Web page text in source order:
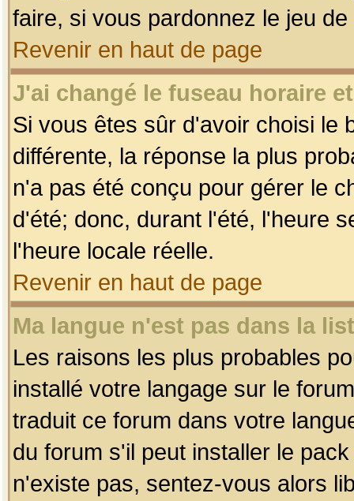
faire, si vous pardonnez le jeu
Revenir en haut de page
J'ai changé le fuseau horaire
Si vous êtes sûr d'avoir choisi le
différente, la réponse la plus
n'a pas été conçu pour gérer le
d'été; donc, durant l'été, l'heure
l'heure locale réelle.
Revenir en haut de page
Ma langue n'est pas dans la
Les raisons les plus probables
installé votre langage sur le
traduit ce forum dans votre
du forum s'il peut installer le
n'existe pas, sentez-vous alors